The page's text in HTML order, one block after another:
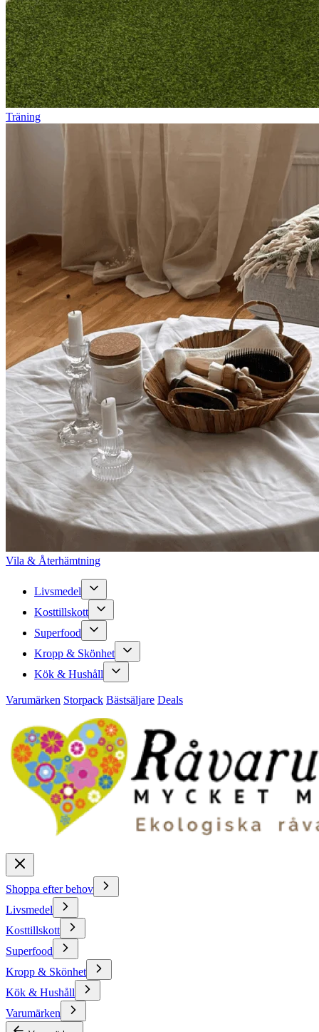
Träning
Vila & Återhämtning
Livsmedel
Kosttillskott
Superfood
Kropp & Skönhet
Kök & Hushåll
Varumärken Storpack Bästsäljare Deals
Shoppa efter behov
Livsmedel
Kosttillskott
Superfood
Kropp & Skönhet
Kök & Hushåll
Varumärken